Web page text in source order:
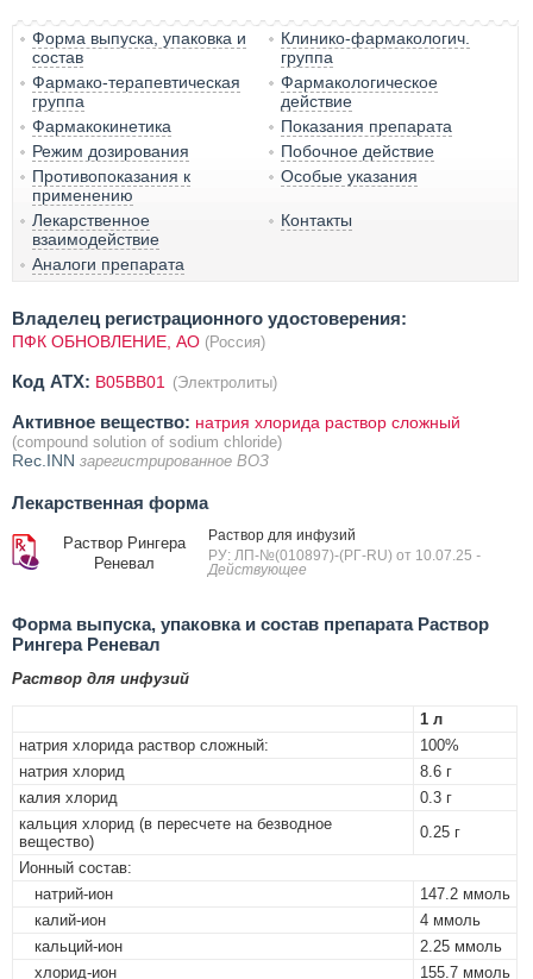
Форма выпуска, упаковка и
состав
Клинико-фармакологич.
группа
Фармако-терапевтическая
группа
Фармакологическое
действие
Фармакокинетика
Показания препарата
Режим дозирования
Побочное действие
Противопоказания к
применению
Особые указания
Лекарственное
взаимодействие
Контакты
Аналоги препарата
Владелец регистрационного удостоверения:
ПФК ОБНОВЛЕНИЕ, АО (Россия)
Код ATX: B05BB01 (Электролиты)
Активное вещество: натрия хлорида раствор сложный
(compound solution of sodium chloride)
Rec.INN зарегистрированное ВОЗ
Лекарственная форма
Раствор Рингера
Реневал
Раствор для инфузий
РУ: ЛП-№(010897)-(РГ-RU) от 10.07.25 -
Действующее
Форма выпуска, упаковка и состав препарата Раствор
Рингера Реневал
Раствор для инфузий
1 л
натрия хлорида раствор сложный:
100%
натрия хлорид
8.6 г
калия хлорид
0.3 г
кальция хлорид (в пересчете на безводное
вещество)
0.25 г
Ионный состав:
натрий-ион
147.2 ммоль
калий-ион
4 ммоль
кальций-ион
2.25 ммоль
хлорид-ион
155.7 ммоль